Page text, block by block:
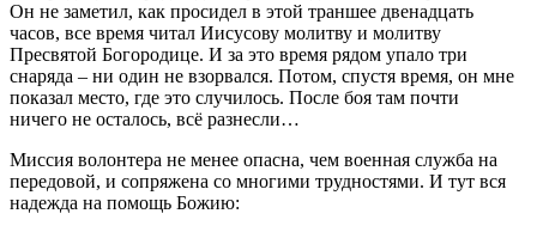
Он не заметил, как просидел в этой траншее двенадцать
часов, все время читал Иисусову молитву и молитву
Пресвятой Богородице. И за это время рядом упало три
снаряда – ни один не взорвался. Потом, спустя время, он мне
показал место, где это случилось. После боя там почти
ничего не осталось, всё разнесли…
Миссия волонтера не менее опасна, чем военная служба на
передовой, и сопряжена со многими трудностями. И тут вся
надежда на помощь Божию: